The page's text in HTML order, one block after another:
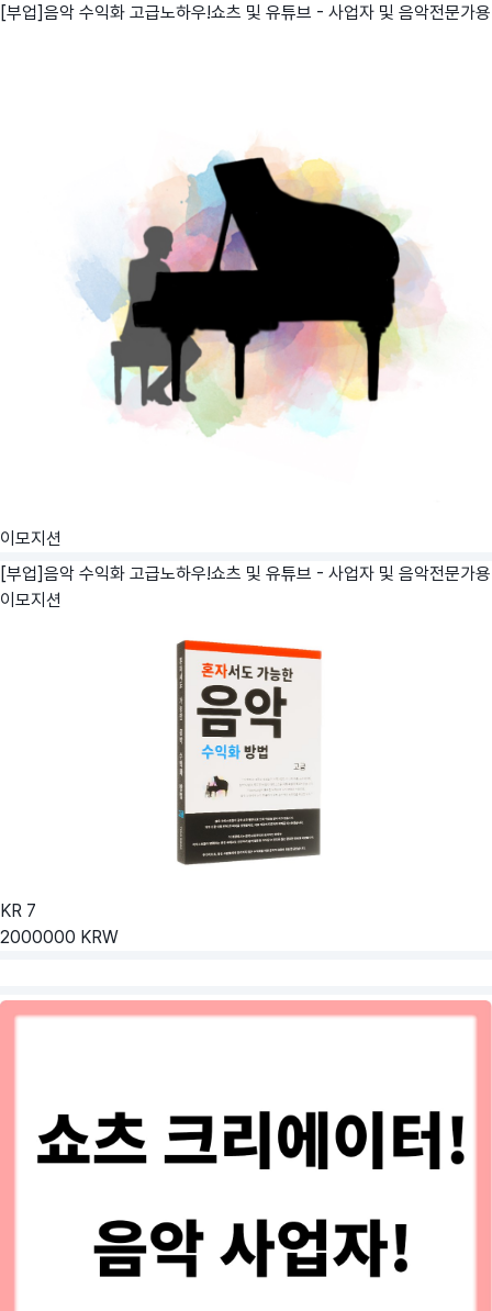
[부업]음악 수익화 고급노하우!쇼츠 및 유튜브 - 사업자 및 음악전문가용
이모지션
[부업]음악 수익화 고급노하우!쇼츠 및 유튜브 - 사업자 및 음악전문가용
이모지션
KR 7
2000000 KRW